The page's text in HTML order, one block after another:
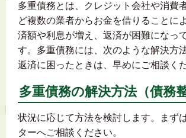
多重債務とは、クレジット会社や消費
ど複数の業者からお金を借りることに
済額や利息が増え、返済が困難になっ
す。多重債務には、次のような解決方
返済に困ったときは、早めにご相談く
多重債務の解決方法（債務整
状況に応じて方法を検討します。まず
ターへご相談ください。